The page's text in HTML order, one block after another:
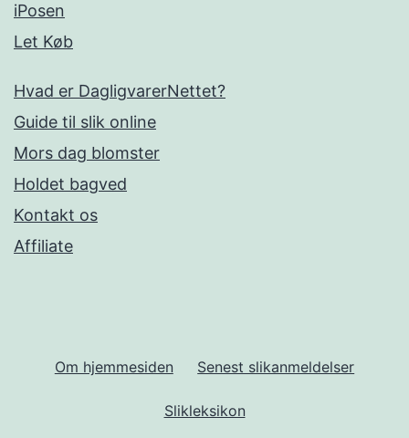
iPosen
Let Køb
Hvad er DagligvarerNettet?
Guide til slik online
Mors dag blomster
Holdet bagved
Kontakt os
Affiliate
Om hjemmesiden Senest slikanmeldelser
Slikleksikon